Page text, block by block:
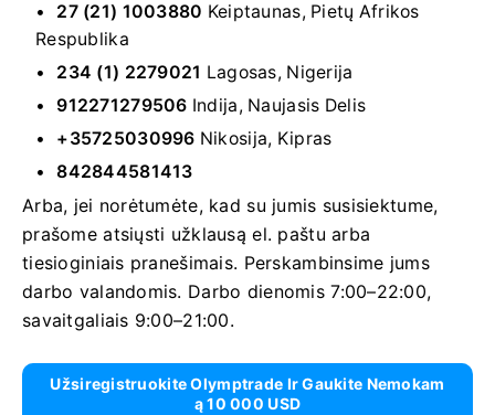
27 (21) 1003880 Keiptaunas, Pietų Afrikos
Respublika
234 (1) 2279021 Lagosas, Nigerija
912271279506 Indija, Naujasis Delis
+35725030996 Nikosija, Kipras
842844581413
Arba, jei norėtumėte, kad su jumis susisiektume,
prašome atsiųsti užklausą el. paštu arba
tiesioginiais pranešimais. Perskambinsime jums
darbo valandomis. Darbo dienomis 7:00–22:00,
savaitgaliais 9:00–21:00.
Užsiregistruokite Olymptrade Ir Gaukite Nemokam
Ą 10 000 USD